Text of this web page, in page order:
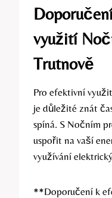
využití
Trutnově
Pro efektivní
je důležité znát
spíná. S Nočním
uspořit na vaší
využívání
**Doporučení k